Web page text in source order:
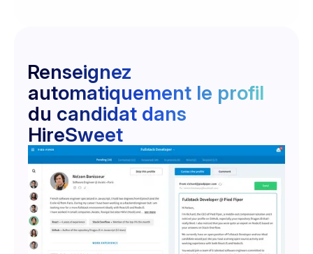
Renseignez
automatiquement le profil
du candidat dans
HireSweet